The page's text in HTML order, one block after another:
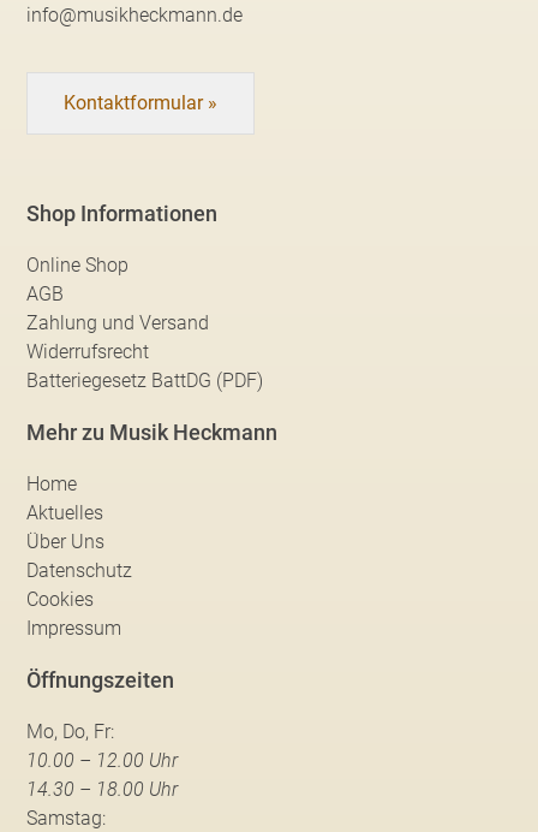
info@musikheckmann.de
Kontaktformular »
Shop Informationen
Online Shop
AGB
Zahlung und Versand
Widerrufsrecht
Batteriegesetz BattDG (PDF)
Mehr zu Musik Heckmann
Home
Aktuelles
Über Uns
Datenschutz
Cookies
Impressum
Öffnungszeiten
Mo, Do, Fr:
10.00 – 12.00 Uhr
14.30 – 18.00 Uhr
Samstag: